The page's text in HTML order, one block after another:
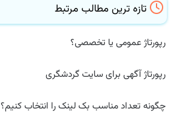
تازه ترین مطالب مرتبط
رپورتاژ عمومی یا تخصصی؟
رپورتاژ آگهی برای سایت گردشگری
چگونه تعداد مناسب بک لینک را انتخاب کنیم؟